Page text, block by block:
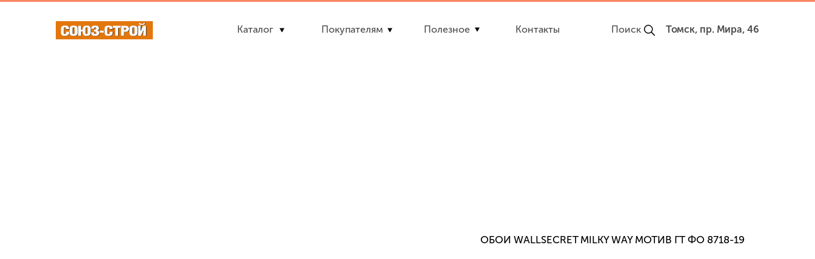
Томск, пр. Мира, 46
Поиск
Контакты
Полезное
Покупателям
Каталог
ОБОИ WALLSECRET MILKY WAY МОТИВ ГТ ФО 8718-19